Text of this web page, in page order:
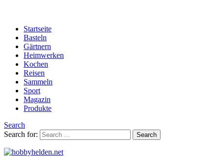
Startseite
Basteln
Gärtnern
Heimwerken
Kochen
Reisen
Sammeln
Sport
Magazin
Produkte
Search
Search for:
Search